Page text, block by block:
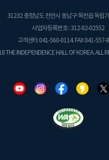
31232 충청남도 천안시 동남구 목천읍 독립
사업자등록번호 : 312-82-02552
고객센터 041-560-0114. FAX 041-557-
THE INDEPENDENCE HALL OF KOREA. ALL